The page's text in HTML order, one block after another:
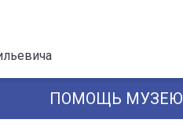
ПОМОЩЬ МУЗЕЮ